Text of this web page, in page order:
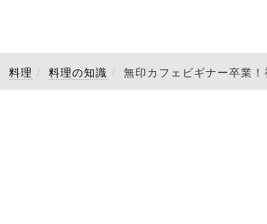
料理 料理の知識 無印カフェビギナー卒業